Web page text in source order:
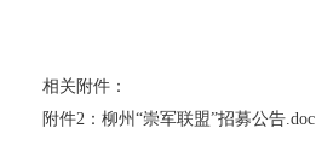
相关附件：
附件2：柳州“崇军联盟”招募公告.doc